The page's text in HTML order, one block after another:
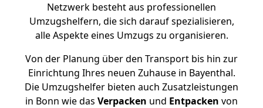
Netzwerk besteht aus professionellen
Umzugshelfern, die sich darauf spezialisieren,
alle Aspekte eines Umzugs zu organisieren.
Von der Planung über den Transport bis hin zur
Einrichtung Ihres neuen Zuhause in Bayenthal.
Die Umzugshelfer bieten auch Zusatzleistungen
in Bonn wie das Verpacken und Entpacken von